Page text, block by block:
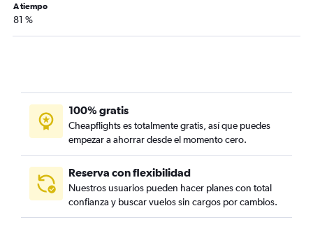
A tiempo
81 %
100% gratis
Cheapflights es totalmente gratis, así que puedes
empezar a ahorrar desde el momento cero.
Reserva con flexibilidad
Nuestros usuarios pueden hacer planes con total
confianza y buscar vuelos sin cargos por cambios.